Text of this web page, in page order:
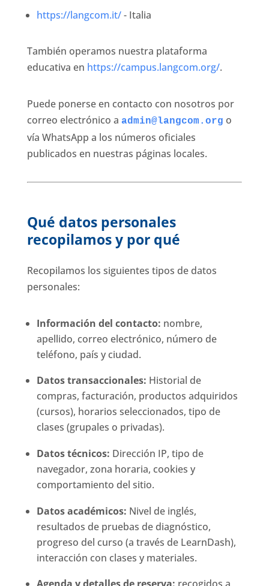
https://langcom.it/- Italia
También operamos nuestra plataforma
educativa en https://campus.langcom.org/.
Puede ponerse en contacto con nosotros por
correo electrónico a admin@langcom.org o
vía WhatsApp a los números oficiales
publicados en nuestras páginas locales.
Qué datos personales
recopilamos y por qué
Recopilamos los siguientes tipos de datos
personales:
Información del contacto: nombre,
apellido, correo electrónico, número de
teléfono, país y ciudad.
Datos transaccionales: Historial de
compras, facturación, productos adquiridos
(cursos), horarios seleccionados, tipo de
clases (grupales o privadas).
Datos técnicos: Dirección IP, tipo de
navegador, zona horaria, cookies y
comportamiento del sitio.
Datos académicos: Nivel de inglés,
resultados de pruebas de diagnóstico,
progreso del curso (a través de LearnDash),
interacción con clases y materiales.